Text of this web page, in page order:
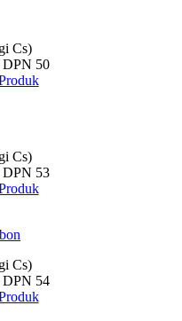
Cs)
DPN 50
Cs)
DPN 53
Cs)
DPN 54